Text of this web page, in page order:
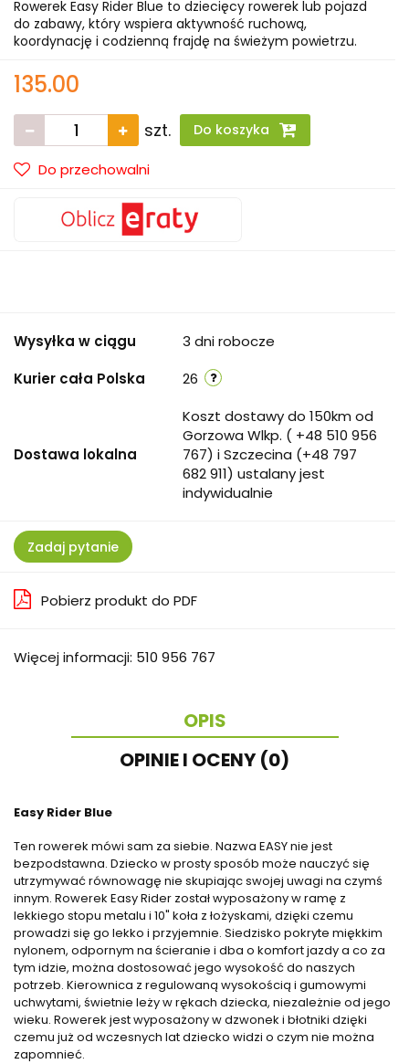
Rowerek Easy Rider Blue to dziecięcy rowerek lub pojazd
do zabawy, który wspiera aktywność ruchową,
koordynację i codzienną frajdę na świeżym powietrzu.
135.00
szt. Do koszyka
Do przechowalni
Wysyłka w ciągu
3 dni robocze
Kurier cała Polska
26
Dostawa lokalna
Koszt dostawy do 150km od
Gorzowa Wlkp. ( +48 510 956
767) i Szczecina (+48 797
682 911) ustalany jest
indywidualnie
Zadaj pytanie
Pobierz produkt do PDF
Więcej informacji: 510 956 767
OPIS
OPINIE I OCENY (0)
Easy Rider Blue
Ten rowerek mówi sam za siebie. Nazwa EASY nie jest
bezpodstawna. Dziecko w prosty sposób może nauczyć się
utrzymywać równowagę nie skupiając swojej uwagi na czymś
innym. Rowerek Easy Rider został wyposażony w ramę z
lekkiego stopu metalu i 10" koła z łożyskami, dzięki czemu
prowadzi się go lekko i przyjemnie. Siedzisko pokryte miękkim
nylonem, odpornym na ścieranie i dba o komfort jazdy a co za
tym idzie, można dostosować jego wysokość do naszych
potrzeb. Kierownica z regulowaną wysokością i gumowymi
uchwytami, świetnie leży w rękach dziecka, niezależnie od jego
wieku. Rowerek jest wyposażony w dzwonek i błotniki dzięki
czemu już od wczesnych lat dziecko widzi o czym nie można
zapomnieć.